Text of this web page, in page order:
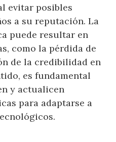
evitar posibles
a su reputación. La
puede resultar en
como la pérdida de
de la credibilidad en
es fundamental
y actualicen
para adaptarse a